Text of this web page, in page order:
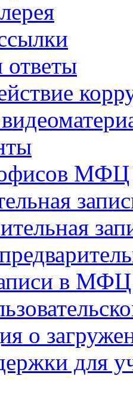
МФЦ
в МФЦ
о
для